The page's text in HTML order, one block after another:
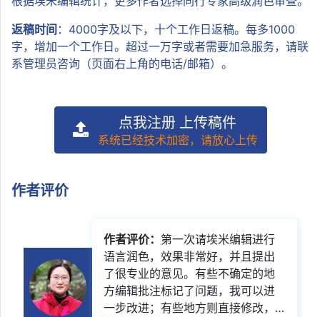
返稿时间 ：4000字及以下，十个工作日返稿。每多1000
字，增加一个工作日。超过一万字或者需要加急服务，请联
系管理员咨询（页面右上角的电话/邮箱）。
点我注册 上传稿件
系统已经技术加密，请放心上传
作者评价
作者评价： 第一次请埃米编辑进行
语言润色，效果非常好，并且提出
了很专业的意见。有些不确定的地
方编辑批注标记了问题，我可以进
一步改进；有些地方则直接修改，